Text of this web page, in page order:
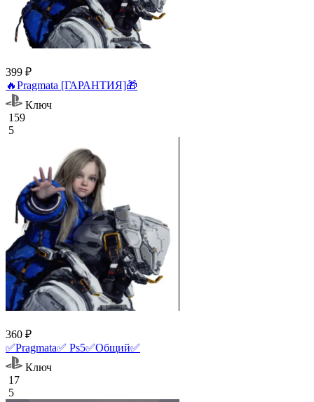
399 ₽
🔥Pragmata [ГАРАНТИЯ]🎁
Ключ
159
5
360 ₽
✅Pragmata✅ Ps5✅Общий✅
Ключ
17
5